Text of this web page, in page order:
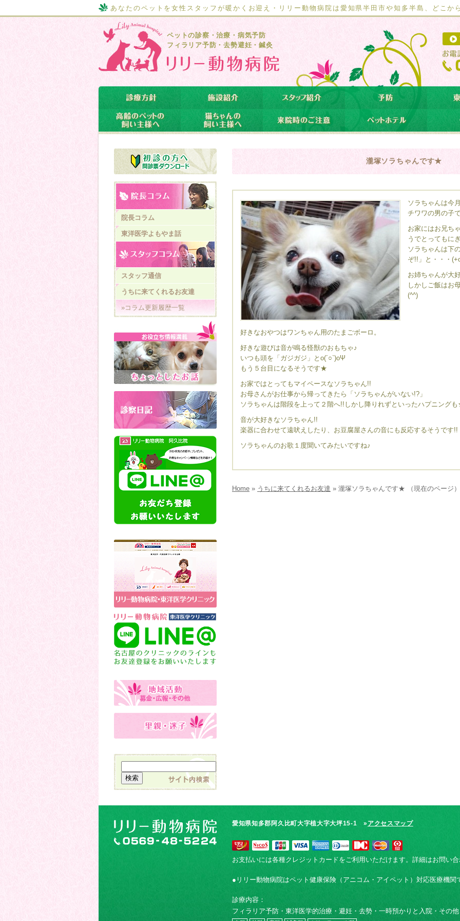
あなたのペットを女性スタッフが暖かくお迎え・リリー動物病院は愛知県半田市や知多半島、どこか
ペットの診察・治療・病気予防
フィラリア予防・去勢避妊・鍼灸
瀧塚ソラちゃんです★
ソラちゃんは今
チワワの男の子
お家にはお兄ち
うでとってもに
ソラちゃんは下
ぞ!!」と・・・
お姉ちゃんが大
しかしご飯はお
(^^)
好きなおやつはワンちゃん用のたまごボーロ。
好きな遊びは音が鳴る怪獣のおもちゃ♪
いつも頭を「ガジガジ」とo(´○`)oΨ
もう５台目になるそうです★
お家ではとってもマイペースなソラちゃん!!
お母さんがお仕事から帰ってきたら「ソラちゃんがいない!?」
ソラちゃんは階段を上って２階へ!!しかし降りれずといったハプニング
音が大好きなソラちゃん!!
楽器に合わせて遠吠えしたり、お豆腐屋さんの音にも反応するそうです!!
ソラちゃんのお歌１度聞いてみたいですね♪
Home » うちに来てくれるお友達 » 瀧塚ソラちゃんです★ （現在のページ）
院長コラム
東洋医学よもやま話
スタッフ通信
うちに来てくれるお友達
»コラム更新履歴一覧
愛知県知多郡阿久比町大字植大字大坪15-1 »アクセスマップ
お支払いには各種クレジットカードをご利用いただけます。詳細はお問い
●リリー動物病院はペット健康保険（アニコム・アイペット）対応医療機関
診療内容：
フィラリア予防・東洋医学的治療・避妊・去勢・一時預かりと入院・その他